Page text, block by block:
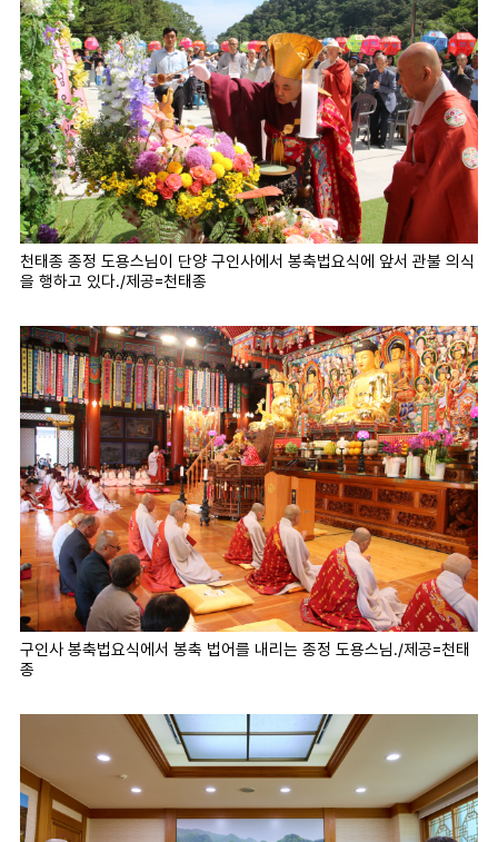
천태종 종정 도용스님이 단양 구인사에서 봉축법요식에 앞서 관불 의식
을 행하고 있다./제공=천태종
구인사 봉축법요식에서 봉축 법어를 내리는 종정 도용스님./제공=천태
종